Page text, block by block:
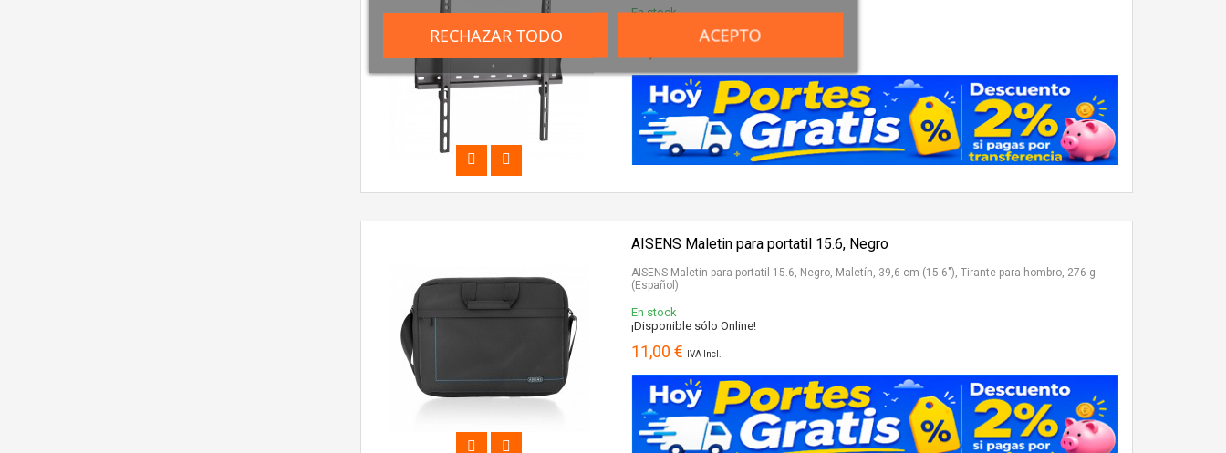
En stock
¡Disponible sólo Online!
AISENS Maletin para portatil 15.6, Negro
AISENS Maletin para portatil 15.6, Negro, Maletín, 39,6 cm (15.6"), Tirante para hombro, 276 g
(Español)
En stock
¡Disponible sólo Online!
11,00 € IVA Incl.
RECHAZAR TODO ACEPTO